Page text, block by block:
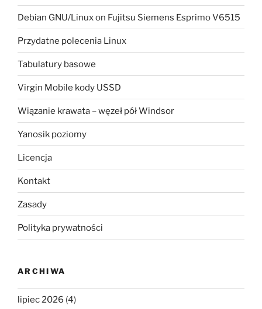
Debian GNU/Linux on Fujitsu Siemens Esprimo V6515
Przydatne polecenia Linux
Tabulatury basowe
Virgin Mobile kody USSD
Wiązanie krawata – węzeł pół Windsor
Yanosik poziomy
Licencja
Kontakt
Zasady
Polityka prywatności
ARCHIWA
lipiec 2026 (4)